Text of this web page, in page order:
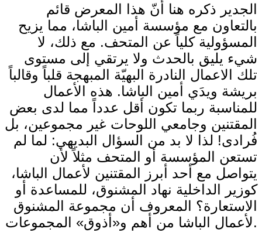
الجدير ذكره هنا أنّ هذا المعرض قائم
بالتعاون مع مؤسسة أمين الباشا، مما يزيح
المسؤولية كلياً عن المتحف. مع ذلك، لا
شيء يليق بالحدث ولا يرتقي إلى مستوى
تلك الاعمال النادرة البهيّة المبهجة قلباً وقالباً
بريشة ويدَي أمين الباشا. هذه الأعمال
للمناسبة ربما تكون أقل عدداً مما لدى بعض
المقتنين وجامعي اللوحات غير مجموعين، بل
فُرادى! لذا لا بد من السؤال البديهي: لما لم
تستعن المؤسسة أو المتحف مثلاً لأن
يتواصل مع أحد أبرز المقتنين لأعمال الباشا،
كوزير الداخلية نهاد المشنوق، للمساعدة أو
الاستعارة؟ المعروف أن مجموعة المشنوق
لأعمال الباشا من أهم و«أذوق» المجموعات.